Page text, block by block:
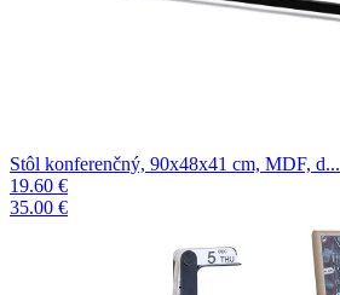
Stôl konferenčný, 90x48x41 cm, MDF, d...
19.60 €
35.00 €